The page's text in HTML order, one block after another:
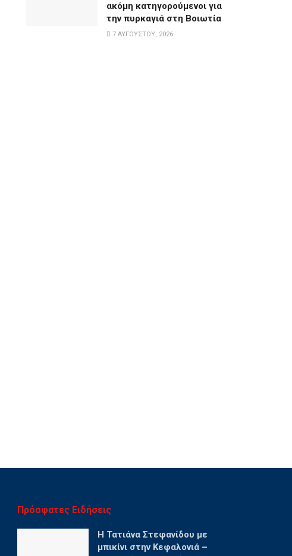
ακόμη κατηγορούμενοι για
την πυρκαγιά στη Βοιωτία
7 ΑΥΓΟΎΣΤΟΥ, 2026
Πρόσφατες Ειδήσεις
Η Τατιάνα Στεφανίδου με
μπικίνι στην Κεφαλονιά –